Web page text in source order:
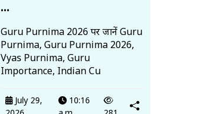
...
Guru Purnima 2026 पर जानें Guru
Purnima, Guru Purnima 2026,
Vyas Purnima, Guru
Importance, Indian Cu
July 29,
10:16